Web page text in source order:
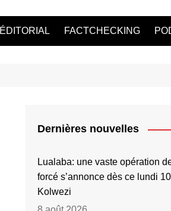
ÉDITORIAL FACTCHECKING
Dernières nouvelles
Lualaba: une vaste opération
forcé s’annonce dès ce lundi
Kolwezi